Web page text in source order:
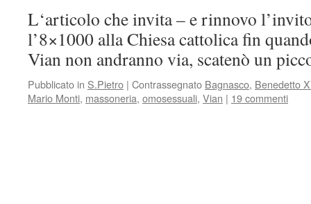
L‘articolo che invita – e rinnovo
l’8×1000 alla Chiesa cattolica fin
Vian non andranno via, scatenò un
Pubblicato in S.Pietro | Contrassegnato Bagnasco, Benedetto
Mario Monti, massoneria, omosessuali, Vian | 19 commenti